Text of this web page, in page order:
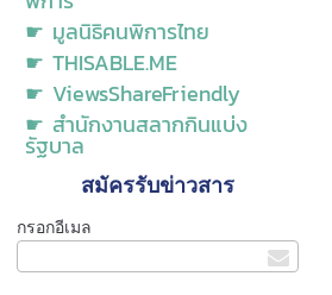
☛ มูลนิธิคนพิการไทย
☛ THISABLE.ME
☛ ViewsShareFriendly
☛ สำนักงานสลากกินแบ่ง
รัฐบาล
สมัครรับข่าวสาร
กรอกอีเมล